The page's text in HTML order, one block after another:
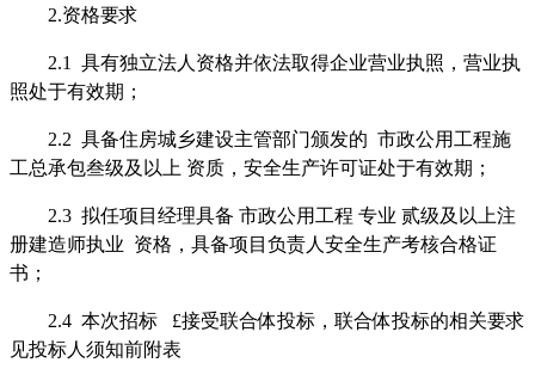
2.资格要求
2.1 具有独立法人资格并依法取得企业营业执照，营业执
照处于有效期；
2.2 具备住房城乡建设主管部门颁发的 市政公用工程施
工总承包叁级及以上 资质，安全生产许可证处于有效期；
2.3 拟任项目经理具备 市政公用工程 专业 贰级及以上注
册建造师执业 资格，具备项目负责人安全生产考核合格证
书；
2.4 本次招标 £接受联合体投标 ，联合体投标的相关要求
见投标人须知前附表